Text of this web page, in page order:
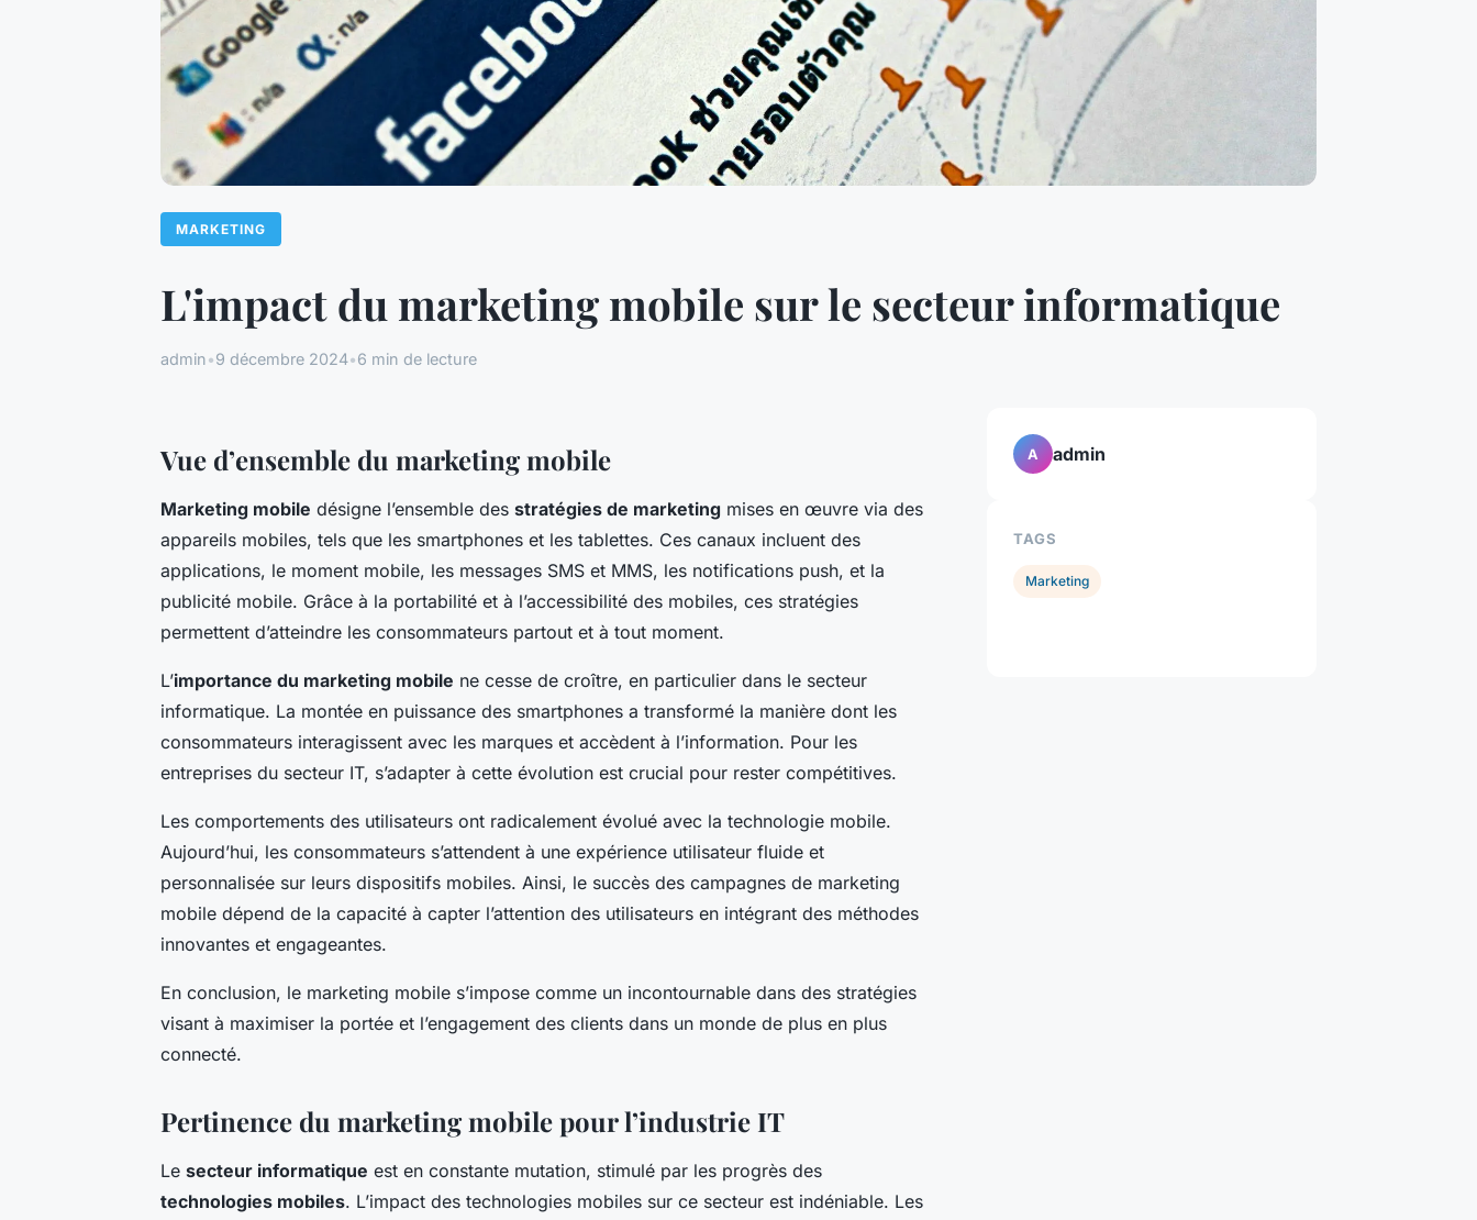
MARKETING
L'impact du marketing mobile sur le secteur informatique
admin•9 décembre 2024•6 min de lecture
Vue d’ensemble du marketing mobile
Marketing mobile désigne l’ensemble des stratégies de marketing mises en œuvre via des
appareils mobiles, tels que les smartphones et les tablettes. Ces canaux incluent des
applications, le moment mobile, les messages SMS et MMS, les notifications push, et la
publicité mobile. Grâce à la portabilité et à l’accessibilité des mobiles, ces stratégies
permettent d’atteindre les consommateurs partout et à tout moment.
L’importance du marketing mobile ne cesse de croître, en particulier dans le secteur
informatique. La montée en puissance des smartphones a transformé la manière dont les
consommateurs interagissent avec les marques et accèdent à l’information. Pour les
entreprises du secteur IT, s’adapter à cette évolution est crucial pour rester compétitives.
Les comportements des utilisateurs ont radicalement évolué avec la technologie mobile.
Aujourd’hui, les consommateurs s’attendent à une expérience utilisateur fluide et
personnalisée sur leurs dispositifs mobiles. Ainsi, le succès des campagnes de marketing
mobile dépend de la capacité à capter l’attention des utilisateurs en intégrant des méthodes
innovantes et engageantes.
En conclusion, le marketing mobile s’impose comme un incontournable dans des stratégies
visant à maximiser la portée et l’engagement des clients dans un monde de plus en plus
connecté.
Pertinence du marketing mobile pour l’industrie IT
Le secteur informatique est en constante mutation, stimulé par les progrès des
technologies mobiles. L’impact des technologies mobiles sur ce secteur est indéniable. Les
A admin
TAGS
Marketing